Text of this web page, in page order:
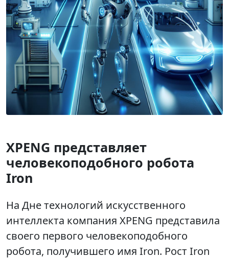
XPENG представляет
человекоподобного робота
Iron
На Дне технологий искусственного
интеллекта компания XPENG представила
своего первого человекоподобного
робота, получившего имя Iron. Рост Iron